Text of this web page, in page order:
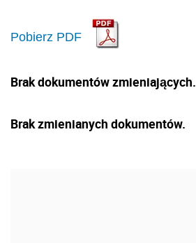
Pobierz PDF
Brak dokumentów zmieniających.
Brak zmienianych dokumentów.